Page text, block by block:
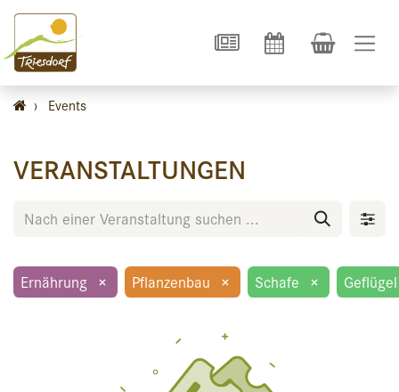
› Events
VERANSTALTUNGEN
Ernährung × Pflanzenbau × Schafe × Geflügel